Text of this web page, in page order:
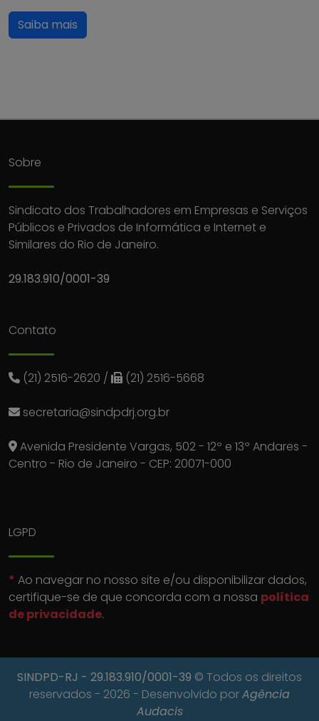
Saiba mais
Sobre
Sindicato dos Trabalhadores em Empresas e Serviços
Públicos e Privados de Informática e Internet e
Similares do Rio de Janeiro.
29.183.910/0001-39
Contato
(21) 2516-2620 / (21) 2516-5668
secretaria@sindpdrj.org.br
Avenida Presidente Vargas, 502 - 12º e 13º Andares -
Centro - Rio de Janeiro - CEP: 20071-000
LGPD
* Ao navegar no nosso site e/ou disponibilizar dados,
certifique-se de que concorda com a nossa política
de privacidade.
SINDPD-RJ - 29.183.910/0001-39 © Todos os direitos
reservados - 2026 - Desenvolvido porAgência
Audacis